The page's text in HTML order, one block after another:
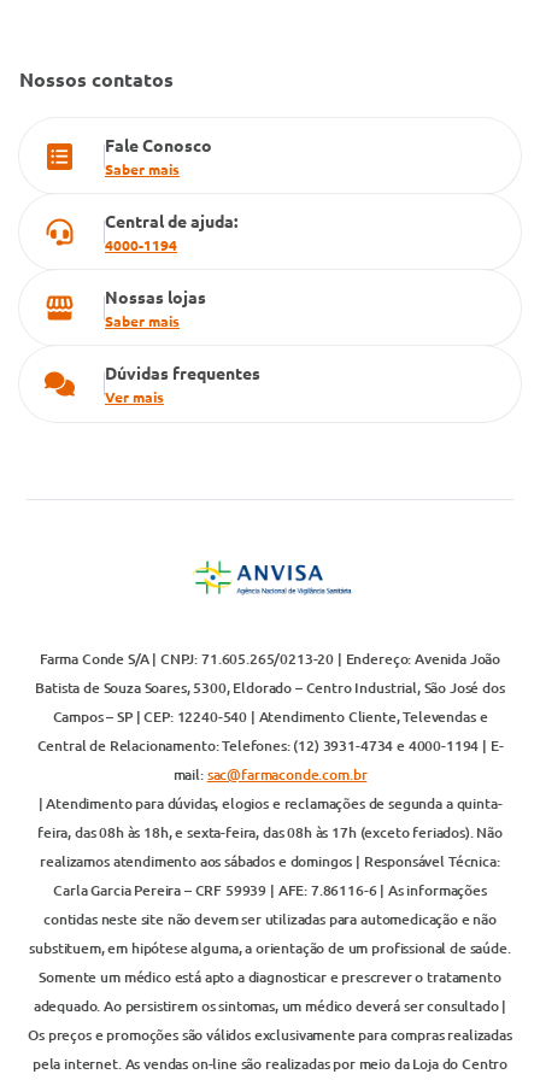
Cartão Grupo Conde
Nossos contatos
Fale Conosco
Saber mais
Central de ajuda:
4000-1194
Nossas lojas
Saber mais
Dúvidas frequentes
Ver mais
Farma Conde S/A | CNPJ: 71.605.265/0213-20 | Endereço: Avenida João
Batista de Souza Soares, 5300, Eldorado – Centro Industrial, São José dos
Campos – SP | CEP: 12240-540 | Atendimento Cliente, Televendas e
Central de Relacionamento: Telefones: (12) 3931-4734 e 4000-1194 | E-
mail:sac@farmaconde.com.br
| Atendimento para dúvidas, elogios e reclamações de segunda a quinta-
feira, das 08h às 18h, e sexta-feira, das 08h às 17h (exceto feriados). Não
realizamos atendimento aos sábados e domingos | Responsável Técnica:
Carla Garcia Pereira – CRF 59939 | AFE: 7.86116-6 | As informações
contidas neste site não devem ser utilizadas para automedicação e não
substituem, em hipótese alguma, a orientação de um profissional de saúde.
Somente um médico está apto a diagnosticar e prescrever o tratamento
adequado. Ao persistirem os sintomas, um médico deverá ser consultado |
Os preços e promoções são válidos exclusivamente para compras realizadas
pela internet. As vendas on-line são realizadas por meio da Loja do Centro